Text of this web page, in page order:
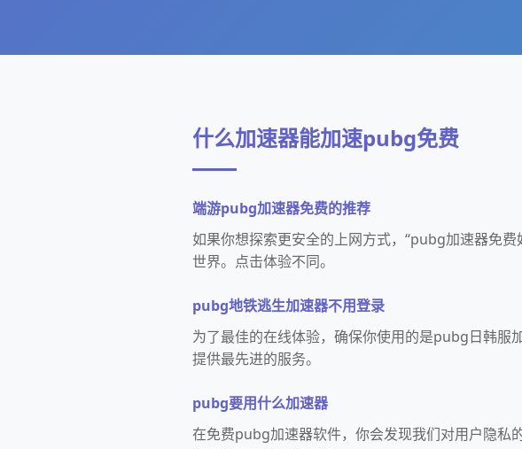
什么加速器能加速pubg免费
端游pubg加速器免费的推荐
如果你想探索更安全的上网方式，“pubg加速器免
世界。点击体验不同。
pubg地铁逃生加速器不用登录
为了最佳的在线体验，确保你使用的是pubg日韩服
提供最先进的服务。
pubg要用什么加速器
在免费pubg加速器软件，你会发现我们对用户隐私